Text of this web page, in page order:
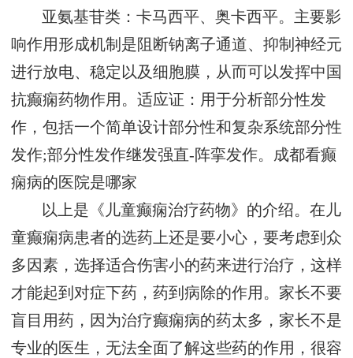
亚氨基苷类：卡马西平、奥卡西平。主要影
响作用形成机制是阻断钠离子通道、抑制神经元
进行放电、稳定以及细胞膜，从而可以发挥中国
抗癫痫药物作用。适应证：用于分析部分性发
作，包括一个简单设计部分性和复杂系统部分性
发作;部分性发作继发强直-阵挛发作。 成都看癫
痫病的医院是哪家
以上是《儿童癫痫治疗药物》的介绍。在儿
童癫痫病患者的选药上还是要小心，要考虑到众
多因素，选择适合伤害小的药来进行治疗，这样
才能起到对症下药，药到病除的作用。家长不要
盲目用药，因为治疗癫痫病的药太多，家长不是
专业的医生，无法全面了解这些药的作用，很容